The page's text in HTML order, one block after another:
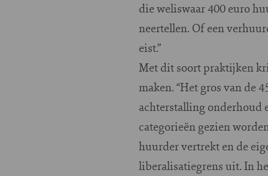
die weliswaar 400 euro
neertellen. Of een
eist.”
Met dit soort praktijken
maken. “Het gros van de
achterstalling onderhoud
categorieën gezien
huurder vertrekt en de
liberalisatiegrens uit. In